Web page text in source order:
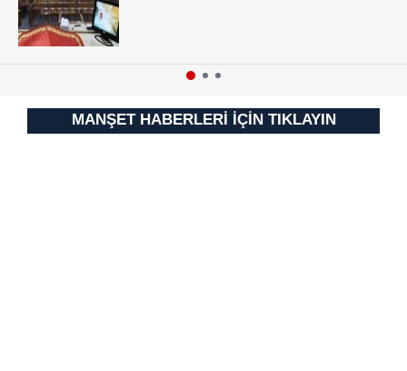
MANŞET HABERLERİ İÇİN TIKLAYIN